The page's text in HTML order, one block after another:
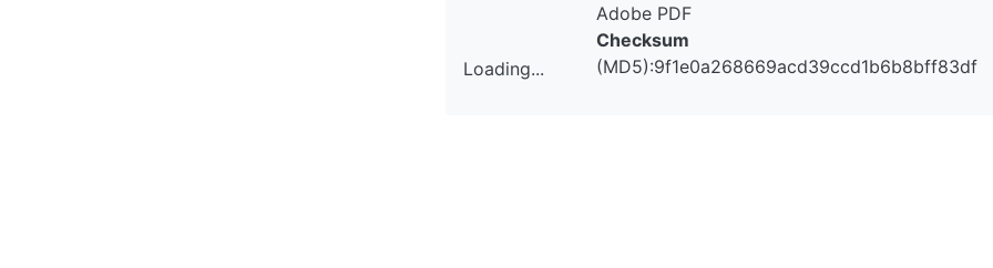
Loading...
Adobe PDF
Checksum
(MD5):9f1e0a268669acd39ccd1b6b8bff83df